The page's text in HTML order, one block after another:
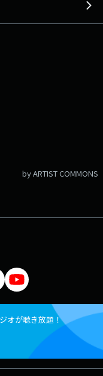
by ARTIST COMMONS
オが聴き放題！